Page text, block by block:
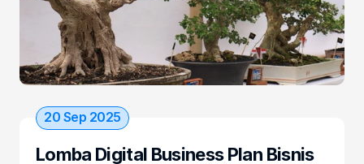
bonsai) yang karyanya turut menghiasi ruang
pamer.
Lomba Digital Business Plan Bisnis
20 Sep 2025